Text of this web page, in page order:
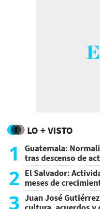
LO + VISTO
1
Guatemala:
tras descenso de
2 El Salvador:
meses de
3 Juan José